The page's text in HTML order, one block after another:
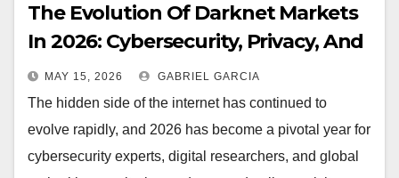
The Evolution Of Darknet Markets
In 2026: Cybersecurity, Privacy, And
The Future Of The Digital
Underground
MAY 15, 2026 GABRIEL GARCIA
The hidden side of the internet has continued to
evolve rapidly, and 2026 has become a pivotal year for
cybersecurity experts, digital researchers, and global